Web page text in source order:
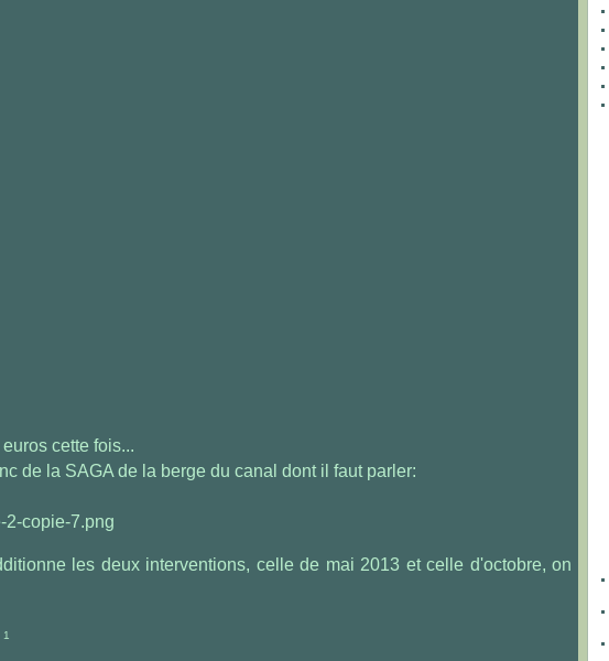
cette fois...
de la SAGA de la berge du canal dont il faut parler:
les deux interventions, celle de mai 2013 et celle d'octobre, on